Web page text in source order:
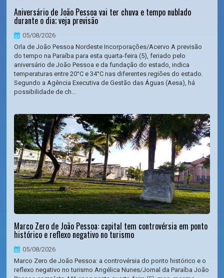
Aniversário de João Pessoa vai ter chuva e tempo nublado
durante o dia; veja previsão
05/08/2026
Orla de João Pessoa Nordeste Incorporações/Acervo A previsão
do tempo na Paraíba para esta quarta-feira (5), feriado pelo
aniversário de João Pessoa e da fundação do estado, indica
temperaturas entre 20°C e 34°C nas diferentes regiões do estado.
Segundo a Agência Executiva de Gestão das Águas (Aesa), há
possibilidade de ch...
Marco Zero de João Pessoa: capital tem controvérsia em ponto
histórico e reflexo negativo no turismo
05/08/2026
Marco Zero de João Pessoa: a controvérsia do ponto histórico e o
reflexo negativo no turismo Angélica Nunes/Jornal da Paraíba João